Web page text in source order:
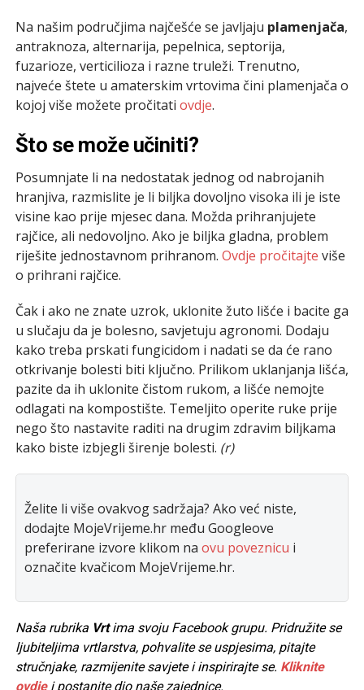
Na našim područjima najčešće se javljaju plamenjača,
antraknoza, alternarija, pepelnica, septorija,
fuzarioze, verticilioza i razne truleži. Trenutno,
najveće štete u amaterskim vrtovima čini plamenjača o
kojoj više možete pročitati ovdje.
Što se može učiniti?
Posumnjate li na nedostatak jednog od nabrojanih
hranjiva, razmislite je li biljka dovoljno visoka ili je iste
visine kao prije mjesec dana. Možda prihranjujete
rajčice, ali nedovoljno. Ako je biljka gladna, problem
riješite jednostavnom prihranom. Ovdje pročitajte više
o prihrani rajčice.
Čak i ako ne znate uzrok, uklonite žuto lišće i bacite ga
u slučaju da je bolesno, savjetuju agronomi. Dodaju
kako treba prskati fungicidom i nadati se da će rano
otkrivanje bolesti biti ključno. Prilikom uklanjanja lišća,
pazite da ih uklonite čistom rukom, a lišće nemojte
odlagati na kompostište. Temeljito operite ruke prije
nego što nastavite raditi na drugim zdravim biljkama
kako biste izbjegli širenje bolesti. (r)
Želite li više ovakvog sadržaja? Ako već niste,
dodajte MojeVrijeme.hr među Googleove
preferirane izvore klikom na ovu poveznicu i
označite kvačicom MojeVrijeme.hr.
Naša rubrika Vrtima svoju Facebook grupu. Pridružite se
ljubiteljima vrtlarstva, pohvalite se uspjesima, pitajte
stručnjake, razmijenite savjete i inspirirajte se. Kliknite
ovdjei postanite dio naše zajednice.